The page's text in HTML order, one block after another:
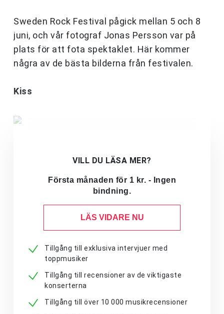
Sweden Rock Festival pågick mellan 5 och 8
juni, och vår fotograf Jonas Persson var på
plats för att fota spektaklet. Här kommer
några av de bästa bilderna från festivalen.
Kiss
VILL DU LÄSA MER?
Första månaden för 1 kr. - Ingen
bindning.
LÄS VIDARE NU
Tillgång till exklusiva intervjuer med
toppmusiker
Tillgång till recensioner av de viktigaste
konserterna
Tillgång till över 10 000 musikrecensioner